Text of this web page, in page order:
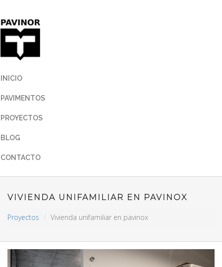
INICIO
PAVIMENTOS
PROYECTOS
BLOG
CONTACTO
VIVIENDA UNIFAMILIAR EN PAVINOX
Proyectos Vivienda unifamiliar en pavinox